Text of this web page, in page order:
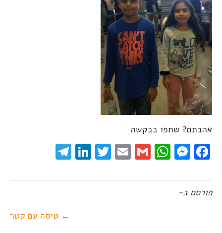
אהבתם? שתפו בבקשה
Facebook
Messenger
WhatsApp
Gmail
Email
Twitter
LinkedIn
פורסם ב-
← טיסה עם קטר